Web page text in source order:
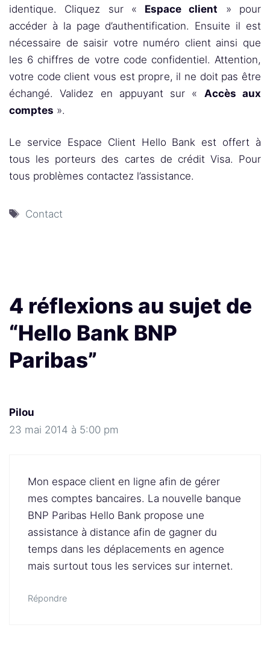
identique. Cliquez sur « Espace client » pour
accéder à la page d’authentification. Ensuite il est
nécessaire de saisir votre numéro client ainsi que
les 6 chiffres de votre code confidentiel. Attention,
votre code client vous est propre, il ne doit pas être
échangé. Validez en appuyant sur « Accès aux
comptes ».
Le service Espace Client Hello Bank est offert à
tous les porteurs des cartes de crédit Visa. Pour
tous problèmes contactez l’assistance.
Étiquettes
Contact
4 réflexions au sujet de
“Hello Bank BNP
Paribas”
Pilou
23 mai 2014 à 5:00 pm
Mon espace client en ligne afin de gérer
mes comptes bancaires. La nouvelle banque
BNP Paribas Hello Bank propose une
assistance à distance afin de gagner du
temps dans les déplacements en agence
mais surtout tous les services sur internet.
Répondre